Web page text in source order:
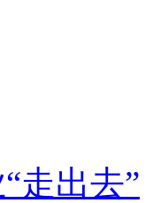
走出去”